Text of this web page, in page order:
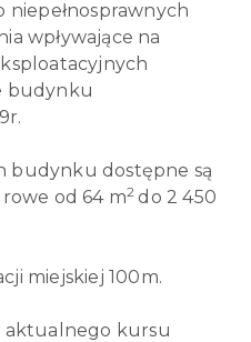
niepełnosprawnych
wpływające na
budynku
budynku dostępne są
od 64 m2 do 2 450
miejskiej 100m.
aktualnego kursu